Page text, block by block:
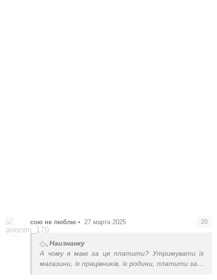
сою не люблю • 27 марта 2025 20
Наизнанку
А чому я маю за це платити? Утримувати їх
магазини, їх працівників, їх родини, платити за їх